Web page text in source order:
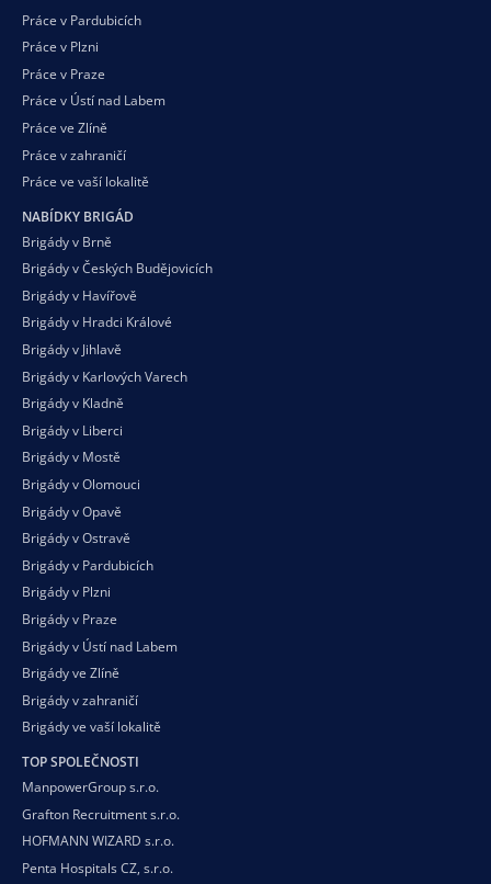
Práce v Pardubicích
Práce v Plzni
Práce v Praze
Práce v Ústí nad Labem
Práce ve Zlíně
Práce v zahraničí
Práce ve vaší lokalitě
NABÍDKY BRIGÁD
Brigády v Brně
Brigády v Českých Budějovicích
Brigády v Havířově
Brigády v Hradci Králové
Brigády v Jihlavě
Brigády v Karlových Varech
Brigády v Kladně
Brigády v Liberci
Brigády v Mostě
Brigády v Olomouci
Brigády v Opavě
Brigády v Ostravě
Brigády v Pardubicích
Brigády v Plzni
Brigády v Praze
Brigády v Ústí nad Labem
Brigády ve Zlíně
Brigády v zahraničí
Brigády ve vaší lokalitě
TOP SPOLEČNOSTI
ManpowerGroup s.r.o.
Grafton Recruitment s.r.o.
HOFMANN WIZARD s.r.o.
Penta Hospitals CZ, s.r.o.